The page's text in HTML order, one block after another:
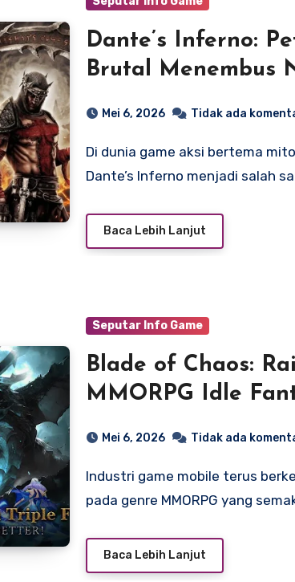
Dante’s Inferno:
Brutal Menembus
Mei 6, 2026 Tidak ada
Di dunia game aksi bertema mitologi dan fantasi gelap,
Dante’s Inferno menjadi salah
Baca Lebih Lanjut
Seputar Info Game
Blade of Chaos:
MMORPG Idle
Mei 6, 2026 Tidak ada
Industri game mobile terus berkembang pesat, terutama
pada genre MMORPG yang
Baca Lebih Lanjut